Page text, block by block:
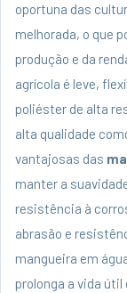
oportuna das
melhorada, o que
produção e da
agrícola é leve,
poliéster de alta
alta qualidade
vantajosas das
manter a
resistência à
abrasão e
mangueira em
prolonga a vida útil